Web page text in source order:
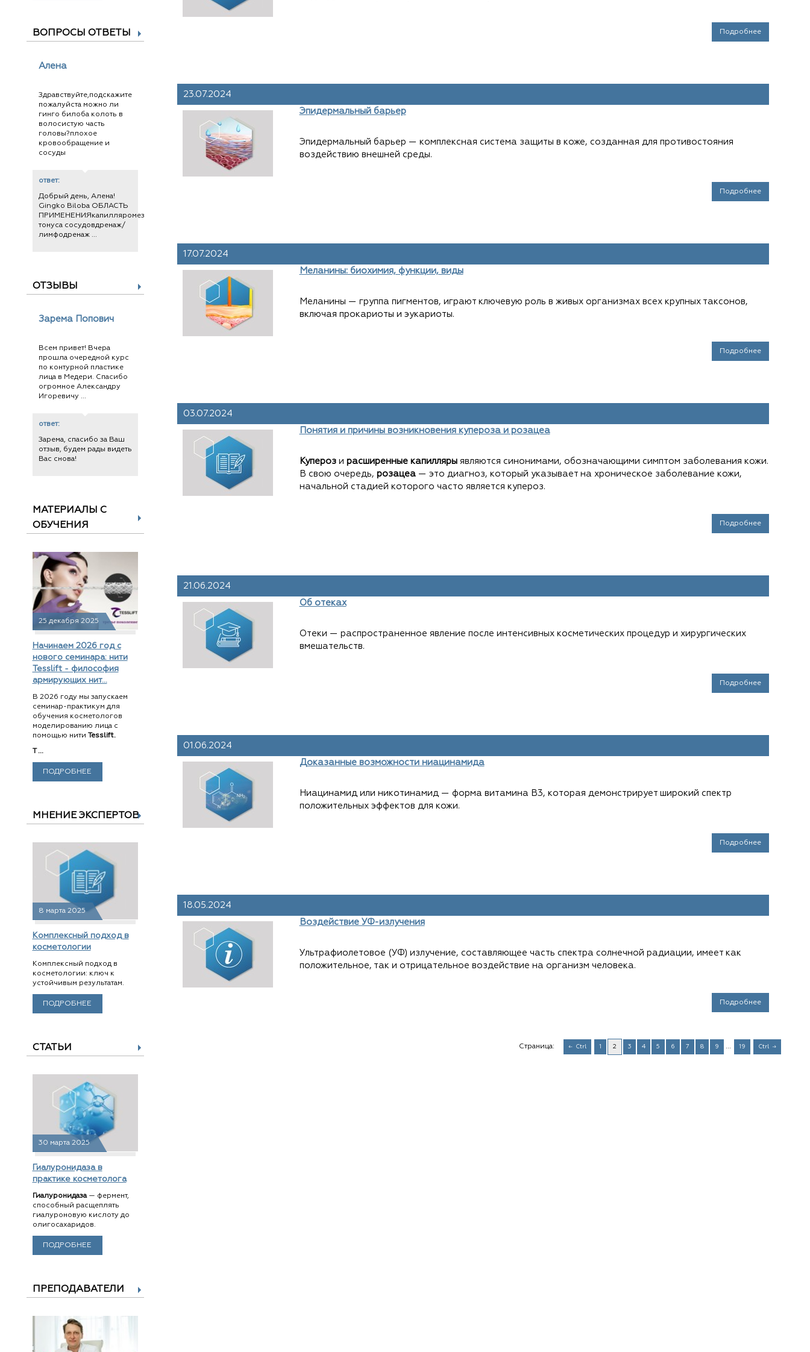
ВОПРОСЫ ОТВЕТЫ
Алена
Здравствуйте,подскажите
пожалуйста можно ли
гинго билоба колоть в
волосистую часть
головы?плохое
кровообращение и
сосуды
ответ:
Добрый день, Алена!
Gingko Biloba ОБЛАСТЬ
ПРИМЕНЕНИЯкапилляромезотерапияповышение
тонуса сосудовдренаж/
лимфодренаж ...
ОТЗЫВЫ
Зарема Попович
Всем привет! Вчера
прошла очередной курс
по контурной пластике
лица в Медери. Спасибо
огромное Александру
Игоревичу ...
ответ:
Зарема, спасибо за Ваш
отзыв, будем рады видеть
Вас снова!
МАТЕРИАЛЫ С
ОБУЧЕНИЯ
25 декабря 2025
Начинаем 2026 год с
нового семинара: нити
Tesslift - философия
армирующих нит...
В 2026 году мы запускаем
семинар-практикум для
обучения косметологов
моделированию лица с
помощью нити Tesslift.
T ...
ПОДРОБНЕЕ
МНЕНИЕ ЭКСПЕРТОВ
8 марта 2025
Комплексный подход в
косметологии
Комплексный подход в
косметологии: ключ к
устойчивым результатам.
ПОДРОБНЕЕ
СТАТЬИ
30 марта 2025
Гиалуронидаза в
практике косметолога
Гиалуронидаза— фермент,
способный расщеплять
гиалуроновую кислоту до
олигосахаридов.
ПОДРОБНЕЕ
ПРЕПОДАВАТЕЛИ
Подробнее
23.07.2024
Эпидермальный барьер
Эпидермальный барьер — комплексная система защиты в коже, созданная для противостояния
воздействию внешней среды.
Подробнее
17.07.2024
Меланины: биохимия, функции, виды
Меланины — группа пигментов, играют ключевую роль в живых организмах всех крупных таксонов,
включая прокариоты и эукариоты.
Подробнее
03.07.2024
Понятия и причины возникновения купероза и розацеа
Куперози расширенные капиллярыявляются синонимами, обозначающими симптом заболевания кожи.
В свою очередь, розацеа— это диагноз, который указывает на хроническое заболевание кожи,
начальной стадией которого часто является купероз.
Подробнее
21.06.2024
Об отеках
Отеки — распространенное явление после интенсивных косметических процедур и хирургических
вмешательств.
Подробнее
01.06.2024
Доказанные возможности ниацинамида
Ниацинамид или никотинамид — форма витамина B3, которая демонстрирует широкий спектр
положительных эффектов для кожи.
Подробнее
18.05.2024
Воздействие УФ-излучения
Ультрафиолетовое (УФ) излучение, составляющее часть спектра солнечной радиации, имеет как
положительное, так и отрицательное воздействие на организм человека.
Подробнее
Страница: Ctrl 1 2 3 4 5 6 7 8 9 ... 19 Ctrl